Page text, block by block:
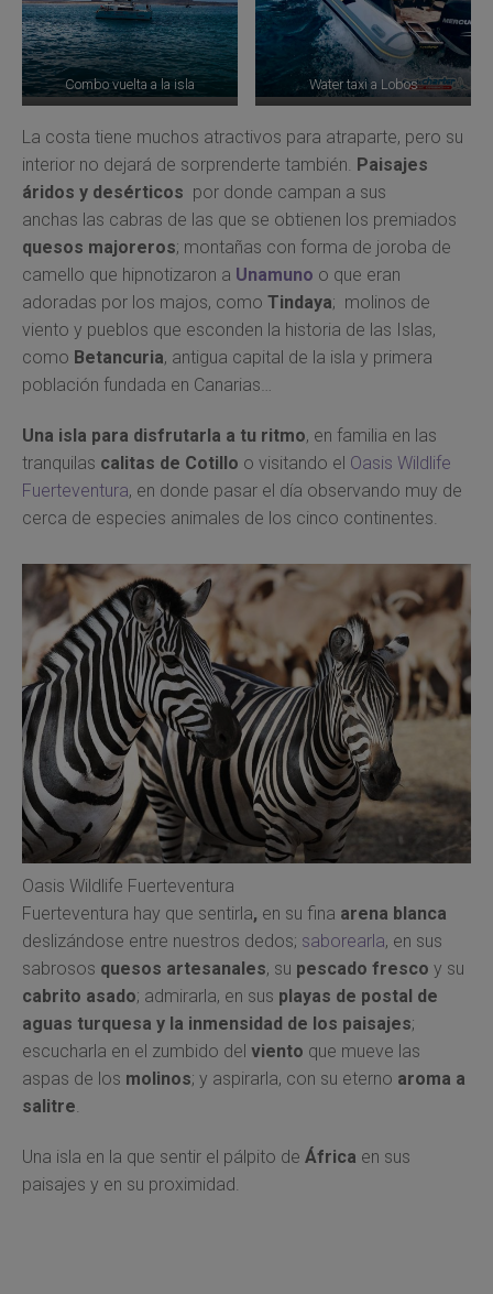
Combo vuelta a la isla Water taxi a Lobos
La costa tiene muchos atractivos para atraparte, pero su
interior no dejará de sorprenderte también. Paisajes
áridos y desérticos por donde campan a sus
anchas las cabras de las que se obtienen los premiados
quesos majoreros; montañas con forma de joroba de
camello que hipnotizaron a Unamuno o que eran
adoradas por los majos, como Tindaya; molinos de
viento y pueblos que esconden la historia de las Islas,
como Betancuria, antigua capital de la isla y primera
población fundada en Canarias…
Una isla para disfrutarla a tu ritmo, en familia en las
tranquilas calitas de Cotillo o visitando el Oasis Wildlife
Fuerteventura, en donde pasar el día observando muy de
cerca de especies animales de los cinco continentes.
Oasis Wildlife Fuerteventura
Fuerteventura hay que sentirla, en su fina arena blanca
deslizándose entre nuestros dedos; saborearla, en sus
sabrosos quesos artesanales, su pescado fresco y su
cabrito asado; admirarla, en sus playas de postal de
aguas turquesa y la inmensidad de los paisajes;
escucharla en el zumbido del viento que mueve las
aspas de los molinos; y aspirarla, con su eterno aroma a
salitre
Una isla en la que sentir el pálpito de África en sus
paisajes y en su proximidad.